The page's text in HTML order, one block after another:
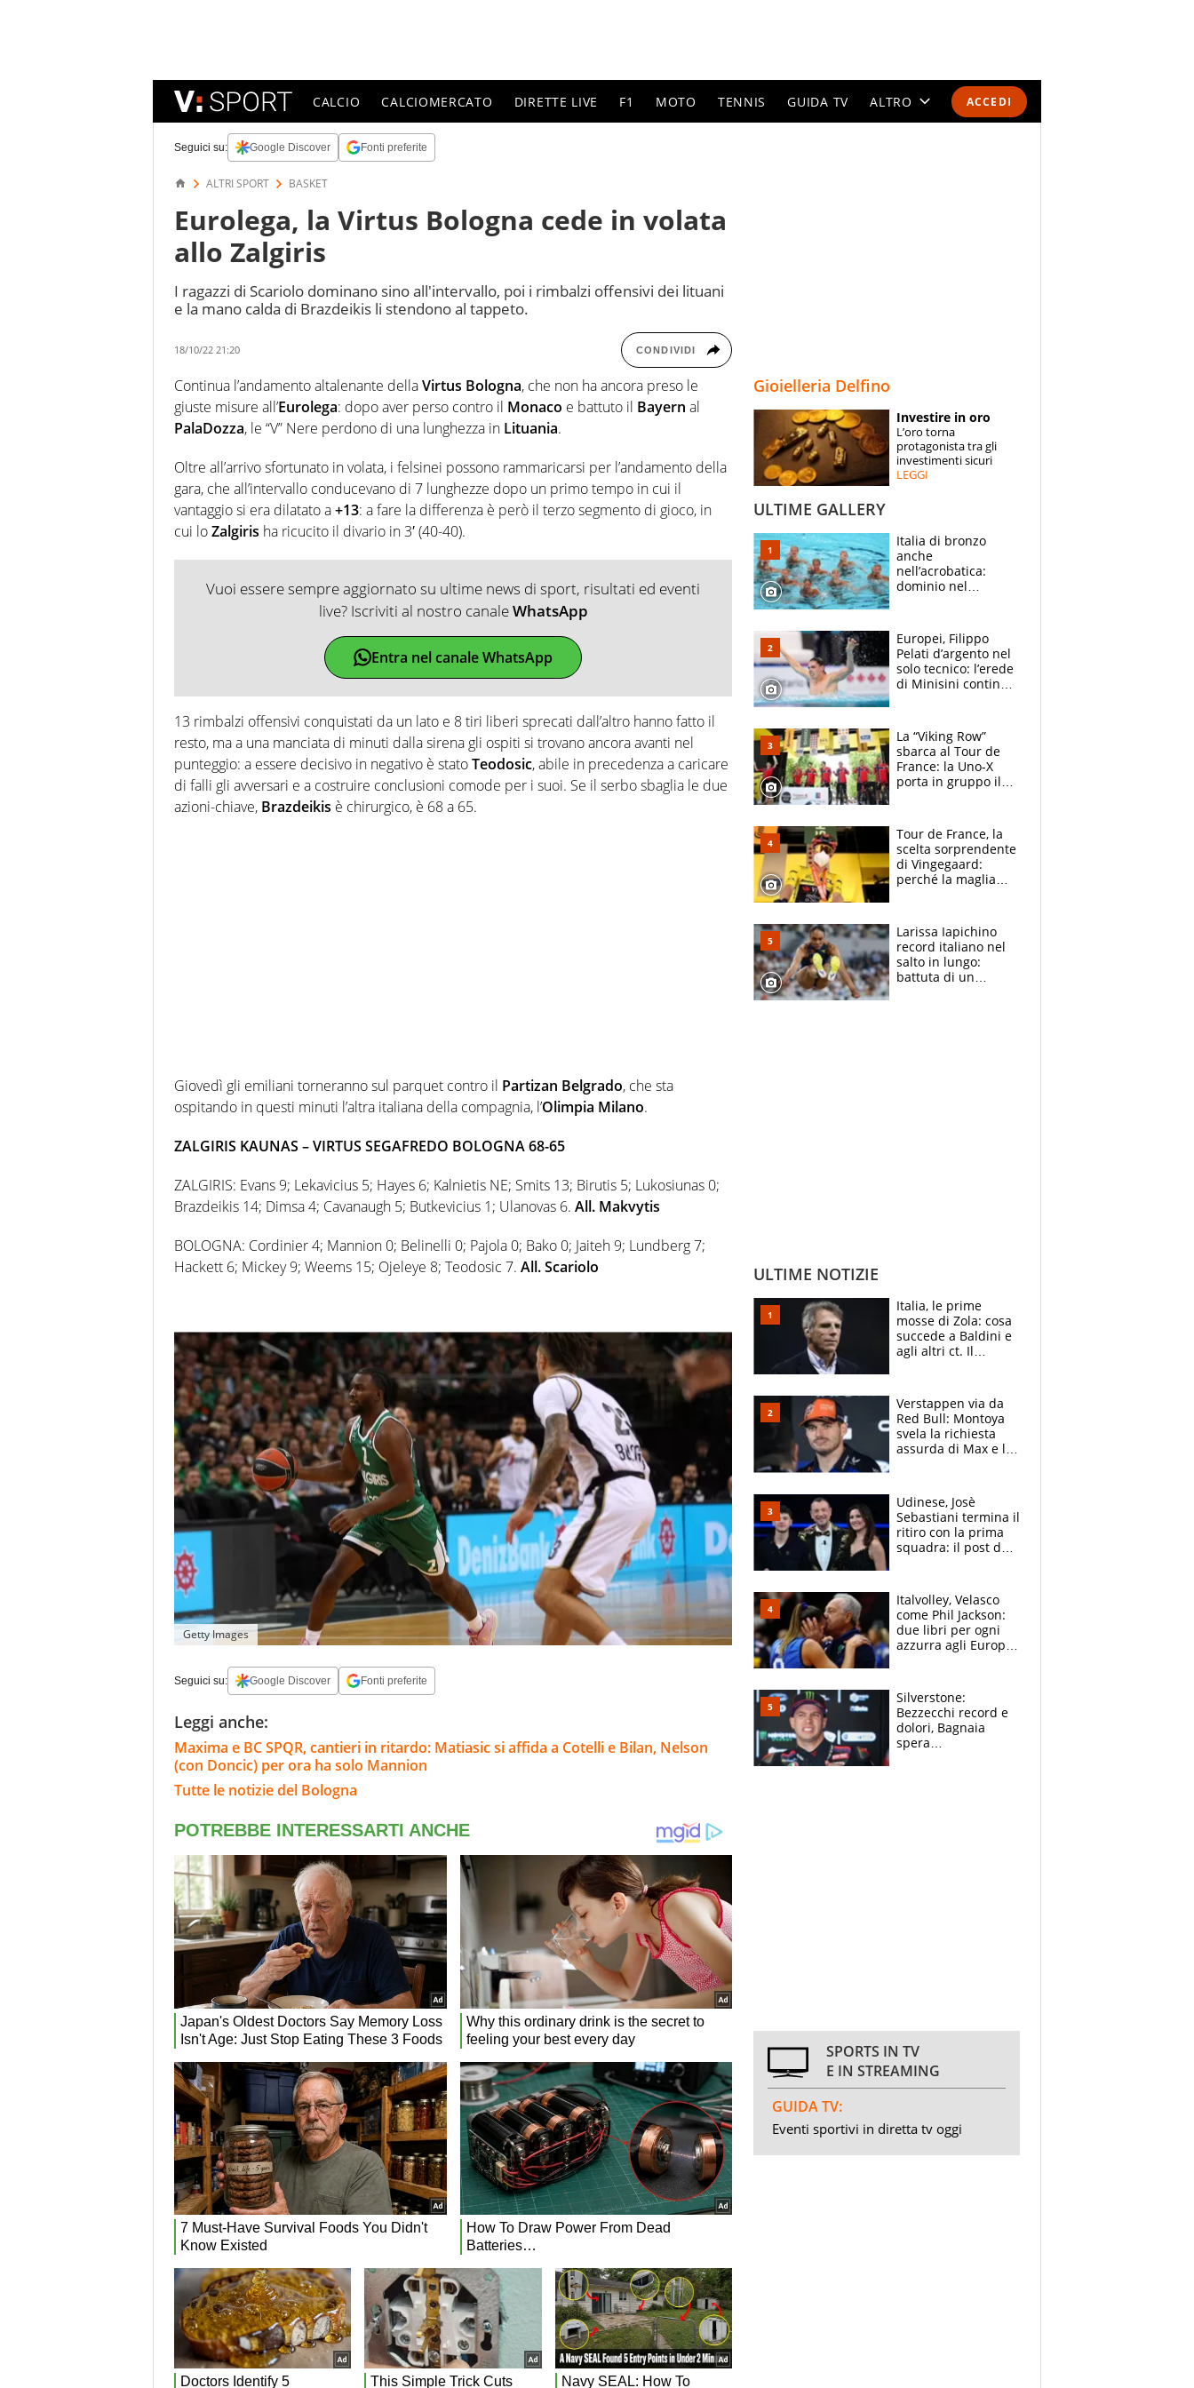
ACCEDI
CALCIO CALCIOMERCATO DIRETTE LIVE F1 MOTO TENNIS GUIDA TV ALTRO
SPECIALI
ESPERTI
Seguici su: Google Discover Fonti preferite
ALTRI SPORT BASKET
Eurolega, la Virtus Bologna cede in volata
allo Zalgiris
I ragazzi di Scariolo dominano sino all'intervallo, poi i rimbalzi offensivi dei lituani
e la mano calda di Brazdeikis li stendono al tappeto.
18/10/22 21:20 CONDIVIDI
Continua l’andamento altalenante dellaVirtus Bologna, che non ha ancora preso le
giuste misure all’Eurolega: dopo aver perso contro il Monaco e battuto il Bayern al
PalaDozza, le “V” Nere perdono di una lunghezza in Lituania.
Oltre all’arrivo sfortunato in volata, i felsinei possono rammaricarsi per l’andamento della
gara, che all’intervallo conducevano di 7 lunghezze dopo un primo tempo in cui il
vantaggio si era dilatato a+13: a fare la differenza è però il terzo segmento di gioco, in
cui loZalgiris ha ricucito il divario in 3′ (40-40).
Vuoi essere sempre aggiornato su ultime news di sport, risultati ed eventi
live? Iscriviti al nostro canaleWhatsApp
Entra nel canale WhatsApp
13 rimbalzi offensivi conquistati da un lato e 8 tiri liberi sprecati dall’altro hanno fatto il
resto, ma a una manciata di minuti dalla sirena gli ospiti si trovano ancora avanti nel
punteggio: a essere decisivo in negativo è statoTeodosic, abile in precedenza a caricare
di falli gli avversari e a costruire conclusioni comode per i suoi. Se il serbo sbaglia le due
azioni-chiave, Brazdeikis è chirurgico, è 68 a 65.
Giovedì gli emiliani torneranno sul parquet contro il Partizan Belgrado, che sta
ospitando in questi minuti l’altra italiana della compagnia, l’Olimpia Milano.
ZALGIRIS KAUNAS – VIRTUS SEGAFREDO BOLOGNA 68-65
ZALGIRIS: Evans 9; Lekavicius 5; Hayes 6; Kalnietis NE; Smits 13; Birutis 5; Lukosiunas 0;
Brazdeikis 14; Dimsa 4; Cavanaugh 5; Butkevicius 1; Ulanovas 6. All. Makvytis
BOLOGNA: Cordinier 4; Mannion 0; Belinelli 0; Pajola 0; Bako 0; Jaiteh 9; Lundberg 7;
Hackett 6; Mickey 9; Weems 15; Ojeleye 8; Teodosic 7. All. Scariolo
Getty Images
Seguici su: Google Discover Fonti preferite
Leggi anche:
Maxima e BC SPQR, cantieri in ritardo: Matiasic si affida a Cotelli e Bilan, Nelson
(con Doncic) per ora ha solo Mannion
Tutte le notizie del Bologna
Gioielleria Delfino
Investire in oro
L’oro torna
protagonista tra gli
investimenti sicuri
LEGGI
ULTIME GALLERY
Italia di bronzo
anche
nell’acrobatica:
dominio nel
e compagni
continuare
Europei, Filippo
Pelati d’argento nel
solo tecnico: l’erede
di Minisini continua
mirino
La “Viking Row”
sbarca al Tour de
France: la Uno-X
porta in gruppo il
compagni
Tour de France, la
scelta sorprendente
di Vingegaard:
perché la maglia
rischio da evitare
Larissa Iapichino
record italiano nel
salto in lungo:
battuta di un
ULTIME NOTIZIE
Italia, le prime
mosse di Zola: cosa
succede a Baldini e
agli altri ct. Il
azzurri
Verstappen via da
Red Bull: Montoya
svela la richiesta
assurda di Max e lo
McLaren siano
meglio?”
Udinese, Josè
Sebastiani termina il
ritiro con la prima
squadra: il post del
sfondo
Italvolley, Velasco
come Phil Jackson:
due libri per ogni
azzurra agli Europei.
Silverstone:
Bezzecchi record e
dolori, Bagnaia
spera
SPORTS IN TV
E IN STREAMING
GUIDA TV:
Eventi sportivi in diretta tv oggi